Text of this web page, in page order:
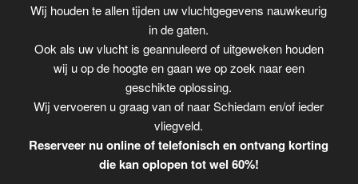
Wij houden te allen tijden uw vluchtgegevens nauwkeurig
in de gaten.
Ook als uw vlucht is geannuleerd of uitgeweken houden
wij u op de hoogte en gaan we op zoek naar een
geschikte oplossing.
Wij vervoeren u graag van of naar Schiedam en/of ieder
vliegveld.
Reserveer nu online of telefonisch en ontvang korting
die kan oplopen tot wel 60%!